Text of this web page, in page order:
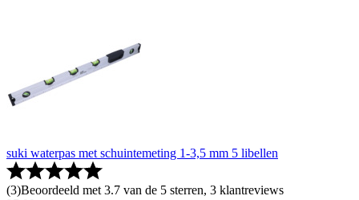
suki waterpas met schuintemeting 1-3,5 mm 5 libellen
(3)Beoordeeld met 3.7 van de 5 sterren, 3 klantreviews